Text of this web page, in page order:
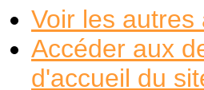
Voir les
Accéder aux
d'accueil du